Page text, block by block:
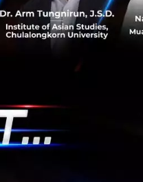
ลเราแบบเรียล
กันแล้ว
คโนโลยีที่ปรับ